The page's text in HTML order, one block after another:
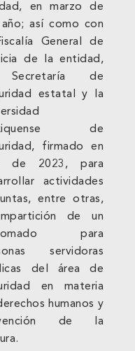
en marzo de
así como con
General de
de la entidad,
de
estatal y la
de
firmado en
de 2023, para
actividades
entre otras,
de un
para
servidoras
del área de
en materia
humanos y
de la